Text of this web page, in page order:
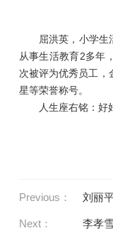
屈洪英，小学生
从事生活教育2多年
次被评为优秀员工，
星等荣誉称号。
人生座右铭：好
Previous： 刘丽
Next： 李孝雪